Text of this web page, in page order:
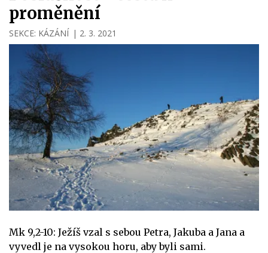
proměnění
SEKCE: KÁZÁNÍ | 2. 3. 2021
Mk 9,2-10: Ježíš vzal s sebou Petra, Jakuba a Jana a
vyvedl je na vysokou horu, aby byli sami.